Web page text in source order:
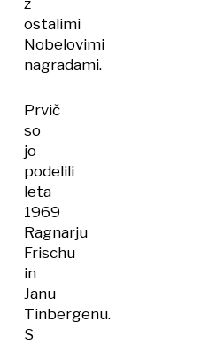
z
ostalimi
Nobelovimi
nagradami.
Prvič
so
jo
podelili
leta
1969
Ragnarju
Frischu
in
Janu
Tinbergenu.
S